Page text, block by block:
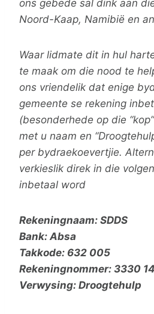
ons gebede sal dink aan
Noord-Kaap, Namibië en
Waar lidmate dit in hul
te maak om die nood te
ons vriendelik dat enige
gemeente se rekening
(besonderhede op die
met u naam en
per bydraekoevertjie.
verkieslik direk in die
inbetaal word
Rekeningnaam: SDDS
Bank: Absa
Takkode: 632 005
Rekeningnommer: 3330
Verwysing: Droogtehulp